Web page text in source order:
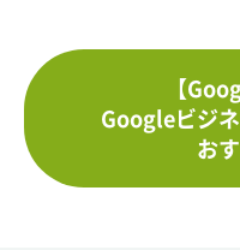
【
Googleビジ
お